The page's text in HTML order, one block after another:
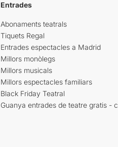
Entrades
Abonaments teatrals
Tiquets Regal
Entrades espectacles a Madrid
Millors monòlegs
Millors musicals
Millors espectacles familiars
Black Friday Teatral
Guanya entrades de teatre gratis -